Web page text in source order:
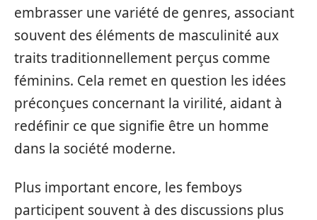
embrasser une variété de genres, associant
souvent des éléments de masculinité aux
traits traditionnellement perçus comme
féminins. Cela remet en question les idées
préconçues concernant la virilité, aidant à
redéfinir ce que signifie être un homme
dans la société moderne.
Plus important encore, les femboys
participent souvent à des discussions plus